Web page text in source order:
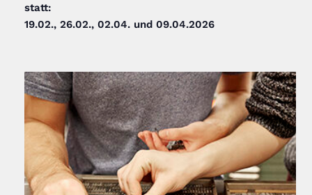
statt:
19.02., 26.02., 02.04. und 09.04.2026